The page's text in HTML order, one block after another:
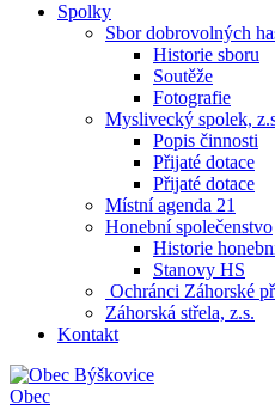
Spolky
Sbor dobrovolných
Historie sboru
Soutěže
Fotografie
Myslivecký spolek,
Popis činnosti
Přijaté dotace
Přijaté dotace
Místní agenda 21
Honební společenstvo
Historie
Stanovy HS
Ochránci Záhorské
Záhorská střela, z.s.
Kontakt
Obec